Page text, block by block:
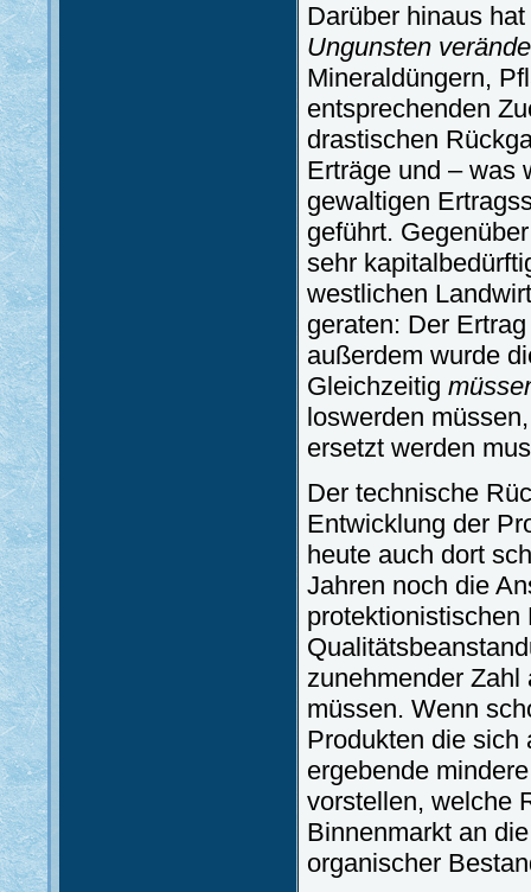
Darüber hinaus
Ungunsten
Mineraldüngern,
entsprechenden
drastischen
Erträge und – was
gewaltigen
geführt.
sehr
westlichen
geraten: Der
außerdem wurde
Gleichzeitig
loswerden
ersetzt werden
Der technische
Entwicklung der
heute auch dort
Jahren noch die
protektionistischen
zunehmender Zahl
müssen. Wenn
Produkten die sich
ergebende
vorstellen, welche
Binnenmarkt an
organischer